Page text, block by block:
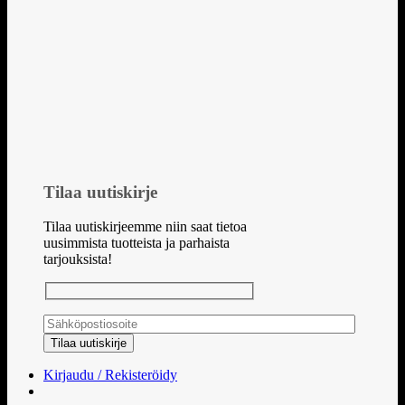
Tilaa uutiskirje
Tilaa uutiskirjeemme niin saat tietoa
uusimmista tuotteista ja parhaista
tarjouksista!
Kirjaudu / Rekisteröidy